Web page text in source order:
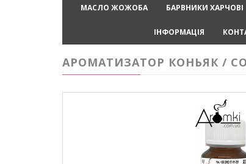
МАСЛО ЖОЖОБА БАРВНИКИ ХАРЧОВІ
ІНФОРМАЦІЯ
АРОМАТИЗАТОР КОНЬЯК /